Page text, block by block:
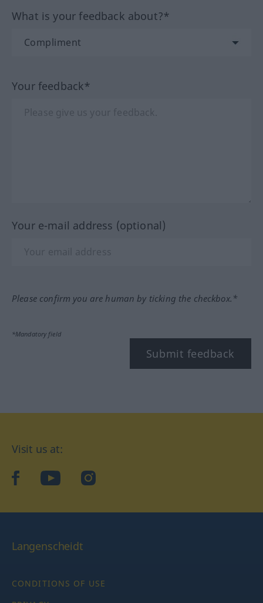
What is your feedback about?*
Your feedback*
Your e-mail address (optional)
Please confirm you are human by ticking the checkbox.*
*Mandatory field
Submit feedback
Visit us at:
facebookYouTubeInstagram
Langenscheidt
CONDITIONS OF USE